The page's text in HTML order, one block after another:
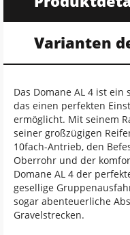
Varianten
Das Domane AL 4 ist
das einen perfekten
ermöglicht. Mit seinem
seiner großzügigen
10fach-Antrieb, den
Oberrohr und der
Domane AL 4 der
gesellige
sogar abenteuerliche
Gravelstrecken.